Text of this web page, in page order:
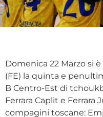
Domenica 22 Marzo si
(FE) la quinta e
B Centro-Est di
Ferrara Caplit e Ferrara
compagini toscane: